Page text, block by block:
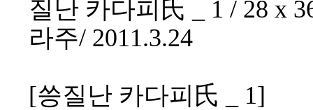
질난 카다피氏 _ 1 / 28 x
라주/ 2011.3.24
[씅질난 카다피氏 _ 1]